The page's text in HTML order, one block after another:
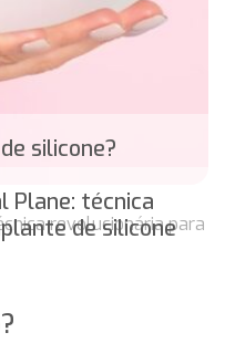
silicone?
Plane: técnica
de silicone